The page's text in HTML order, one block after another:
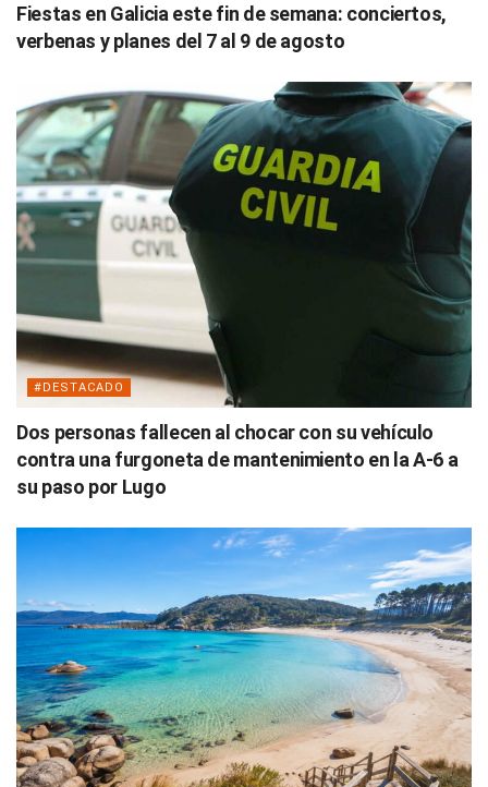
Fiestas en Galicia este fin de semana: conciertos,
verbenas y planes del 7 al 9 de agosto
#DESTACADO
Dos personas fallecen al chocar con su vehículo
contra una furgoneta de mantenimiento en la A-6 a
su paso por Lugo